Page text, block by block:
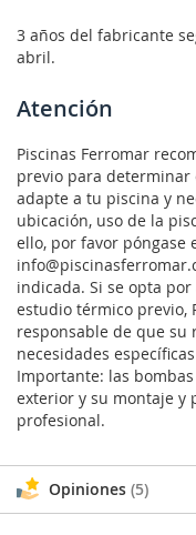
3 años del fabricante
abril.
Atención
Piscinas Ferromar
previo para determinar
adapte a tu piscina y
ubicación, uso de la
ello, por favor póngase
indicada. Si se opta
estudio térmico previo,
responsable de que su
necesidades
Importante: las
exterior y su montaje y
profesional.
Opiniones 5